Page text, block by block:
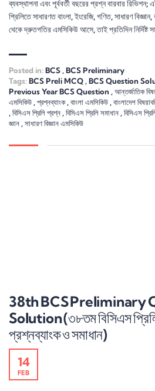
ব্যবস্থাপনা এবং পূর্ববর্তী বছরের প্রশ্ন বারবার
প্রিলিতে সাধারণত বাংলা, ইংরেজি, গণিত, সাধারণ
থেকে দ্রুতগতির এমসিকিউ আসে, তাই প্রতিদিন নির্দিষ্ট
Posted in:BCS , BCS Preliminary
Tags:BCS Preli MCQ , BCS Question
Previous Year BCS Question , আন্তর্জাতিক
এমসিকিউ , প্রশ্নব্যাংক, বাংলা এমসিকিউ , বাংলাদেশ
, বিসিএস প্রিলি প্রশ্ন , বিসিএস প্রিলি সমাধান , বিসিএস
জ্ঞান , সাধারণ বিজ্ঞান এমসিকিউ
38th BCS Preliminary
Solution (৩৮তম বিসিএস
প্রশ্নব্যাংক ও সমাধান)
14
FEB